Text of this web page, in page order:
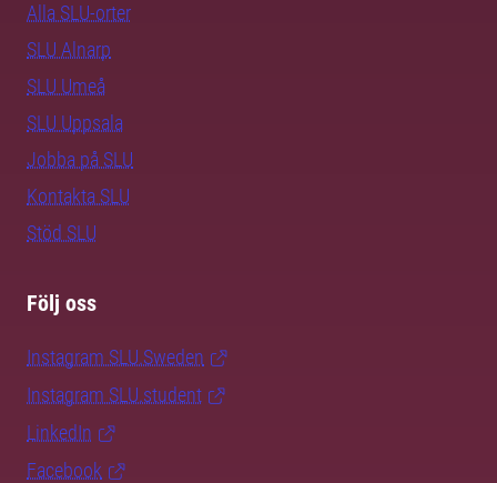
Alla SLU-orter
SLU Alnarp
SLU Umeå
SLU Uppsala
Jobba på SLU
Kontakta SLU
Stöd SLU
Följ oss
Instagram SLU.Sweden
Instagram SLU.student
LinkedIn
Facebook